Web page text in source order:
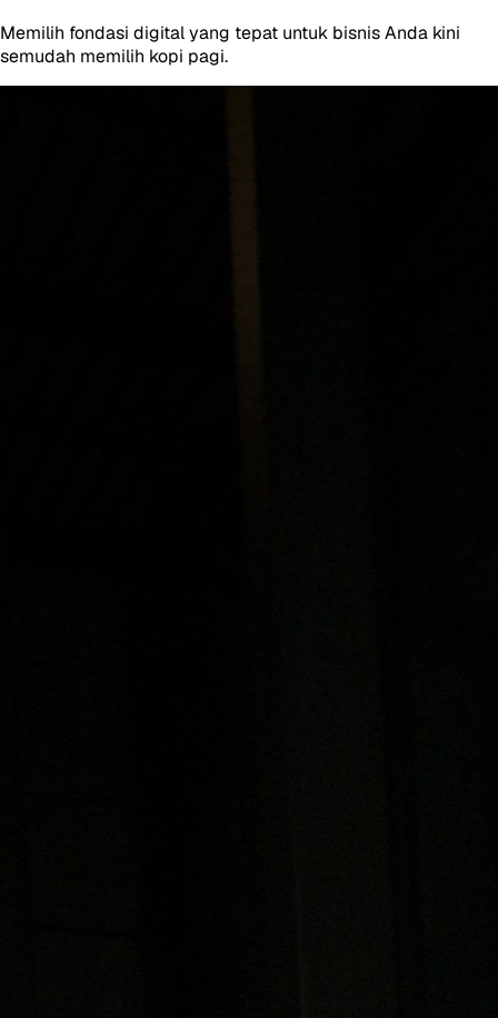
Memilih fondasi digital yang tepat untuk bisnis Anda kini
semudah memilih kopi pagi.